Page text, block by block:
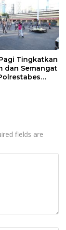
Tingkatkan
dan Semangat
fields are